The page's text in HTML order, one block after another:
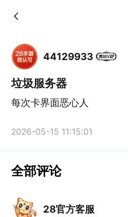
44129933
垃圾服务器
每次卡界面恶心人
2026-05-15 11:15:01
全部评论
28官方客服